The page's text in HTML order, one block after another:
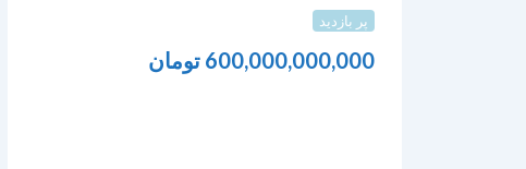
پر بازدید
600,000,000,000 تومان